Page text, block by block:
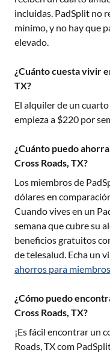
incluidas. PadSplit no
mínimo, y no hay que
elevado.
¿Cuánto cuesta vivir
TX?
El alquiler de un
empieza a $220 por
¿Cuánto puedo
Cross Roads, TX?
Los miembros de
dólares en
Cuando vives en un
semana que cubre su
beneficios gratuitos
de telesalud. Echa un
ahorros para miembros
¿Cómo puedo
Cross Roads, TX?
¡Es fácil encontrar un
Roads, TXcom